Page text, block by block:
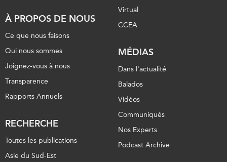
À PROPOS DE NOUS
Ce que nous faisons
Qui nous sommes
Joignez-vous à nous
Transparence
Rapports Annuels
RECHERCHE
Toutes les publications
Asie du Sud-Est
Virtual
CCEA
MÉDIAS
Dans l'actualité
Balados
Vidéos
Communiqués
Nos Experts
Podcast Archive